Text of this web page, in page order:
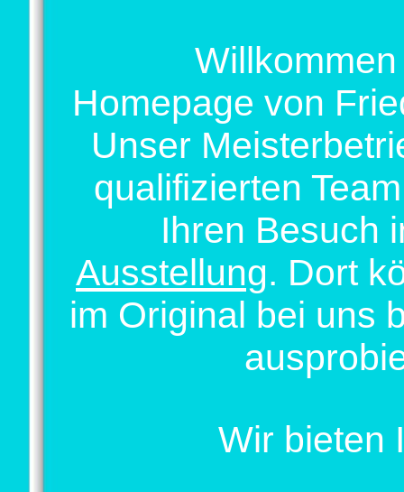
Homepage von
Unser
qualifizierten
Ihren Besuch
Ausstellung. Dort
im Original bei uns
Wir bieten